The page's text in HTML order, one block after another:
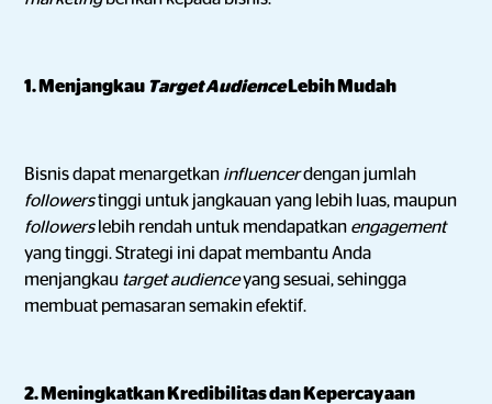
1. Menjangkau Target AudienceLebih Mudah
Bisnis dapat menargetkan influencerdengan jumlah
followerstinggi untuk jangkauan yang lebih luas, maupun
followers lebih rendah untuk mendapatkan engagement
yang tinggi. Strategi ini dapat membantu Anda
menjangkau target audienceyang sesuai, sehingga
membuat pemasaran semakin efektif.
2. Meningkatkan Kredibilitas dan Kepercayaan